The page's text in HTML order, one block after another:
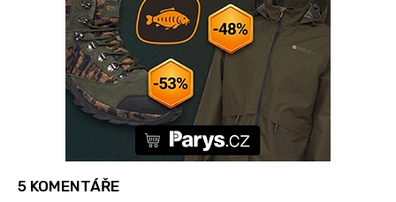
5 KOMENTÁŘE